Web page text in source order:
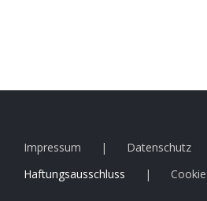
Impressum
Datenschutz
Haftungsausschluss